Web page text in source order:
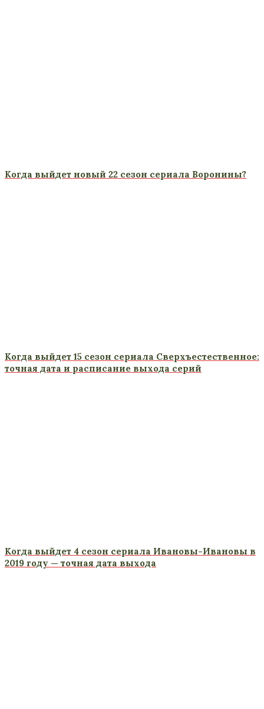
Когда выйдет новый 22 сезон сериала Воронины?
Когда выйдет 15 сезон сериала Сверхъестественное:
точная дата и расписание выхода серий
Когда выйдет 4 сезон сериала Ивановы-Ивановы в
2019 году — точная дата выхода